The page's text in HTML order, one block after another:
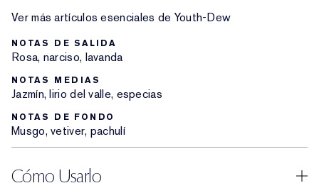
Ver más artículos esenciales de Youth-Dew
NOTAS DE SALIDA
Rosa, narciso, lavanda
NOTAS MEDIAS
Jazmín, lirio del valle, especias
NOTAS DE FONDO
Musgo, vetiver, pachulí
Cómo Usarlo